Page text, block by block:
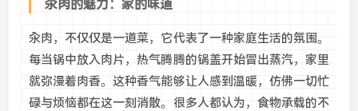
汆肉的魅力：家的味道
汆肉，不仅仅是一道菜，它代表了一种家庭生活的氛围。
每当锅中放入肉片，热气腾腾的锅盖开始冒出蒸汽，家里
就弥漫着肉香。这种香气能够让人感到温暖，仿佛一切忙
碌与烦恼都在这一刻消散。很多人都认为，食物承载的不